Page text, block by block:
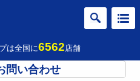
は全国に6562店舗
問い合わせ